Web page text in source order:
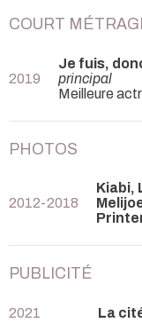
COURT
2019
Je fuis,
principal
Meilleure
PHOTOS
2012-2018
Kiabi,
PUBLICITÉ
2021
La